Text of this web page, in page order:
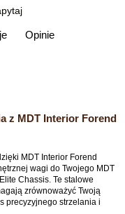
Opinie
z MDT Interior Forend
MDT Interior Forend
wagi do Twojego MDT
Chassis. Te stalowe
zrównoważyć Twoją
precyzyjnego strzelania i